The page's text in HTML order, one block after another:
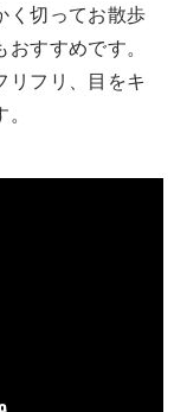
く切ってお散歩
すすめです。
リフリ、目をキ